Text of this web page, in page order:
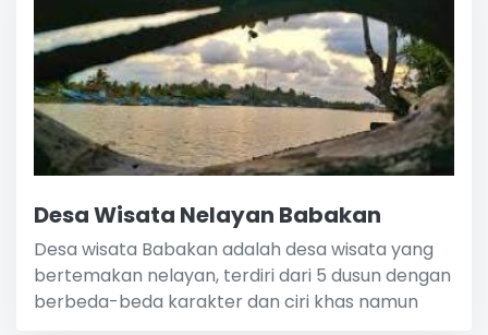
Desa Wisata Nelayan Babakan
Desa wisata Babakan adalah desa wisata yang
bertemakan nelayan, terdiri dari 5 dusun dengan
berbeda-beda karakter dan ciri khas namun